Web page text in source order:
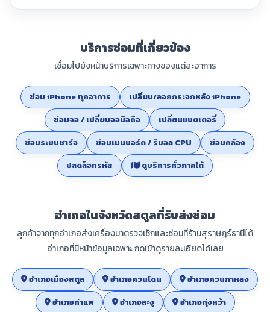
บริการซ่อมที่เกี่ยวข้อง
เชื่อมไปยังหน้าบริการเฉพาะทางของแต่ละอาการ
ซ่อม iPhone ทุกอาการ
เปลี่ยน/ลอกกระจกหลัง iPhone
ซ่อมจอ / เปลี่ยนจอมือถือ
เปลี่ยนแบตเตอรี่
ซ่อมระบบชาร์จ
ซ่อมเมนบอร์ด / รีบอล CPU
ซ่อมกล้อง
ปลดล็อกรหัส
ดูบริการทั่วภาคใต้
อำเภอในจังหวัดสตูลที่รับส่งซ่อม
ลูกค้าจากทุกอำเภอส่งเครื่องมาตรวจเช็กและซ่อมที่ร้านสุราษฎร์ธานีได้
อำเภอที่มีหน้าข้อมูลเฉพาะ กดเข้าดูรายละเอียดได้เลย
อำเภอเมืองสตูล อำเภอควนโดน
อำเภอควนกาหลง
อำเภอท่าแพ
อำเภอละงู
อำเภอทุ่งหว้า